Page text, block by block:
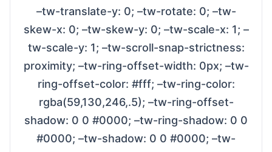
–tw-translate-y: 0; –tw-rotate: 0; –tw-
skew-x: 0; –tw-skew-y: 0; –tw-scale-x: 1; –
tw-scale-y: 1; –tw-scroll-snap-strictness:
proximity; –tw-ring-offset-width: 0px; –tw-
ring-offset-color: #fff; –tw-ring-color:
rgba(59,130,246,.5); –tw-ring-offset-
shadow: 0 0 #0000; –tw-ring-shadow: 0 0
#0000; –tw-shadow: 0 0 #0000; –tw-